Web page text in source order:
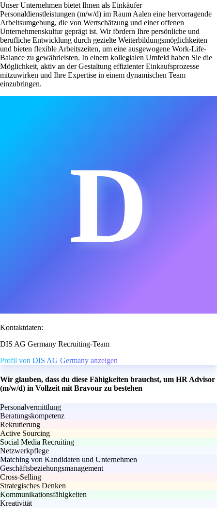
Unser Unternehmen bietet Ihnen als Einkäufer
Personaldienstleistungen (m/w/d) im Raum Aalen eine hervorragende
Arbeitsumgebung, die von Wertschätzung und einer offenen
Unternehmenskultur geprägt ist. Wir fördern Ihre persönliche und
berufliche Entwicklung durch gezielte Weiterbildungsmöglichkeiten
und bieten flexible Arbeitszeiten, um eine ausgewogene Work-Life-
Balance zu gewährleisten. In einem kollegialen Umfeld haben Sie die
Möglichkeit, aktiv an der Gestaltung effizienter Einkaufsprozesse
mitzuwirken und Ihre Expertise in einem dynamischen Team
einzubringen.
D
Kontaktdaten:
DIS AG Germany Recruiting-Team
Profil von DIS AG Germany anzeigen
Wir glauben, dass du diese Fähigkeiten brauchst, um HR Advisor
(m/w/d) in Vollzeit mit Bravour zu bestehen
Personalvermittlung
Beratungskompetenz
Rekrutierung
Active Sourcing
Social Media Recruiting
Netzwerkpflege
Matching von Kandidaten und Unternehmen
Geschäftsbeziehungsmanagement
Cross-Selling
Strategisches Denken
Kommunikationsfähigkeiten
Kreativität